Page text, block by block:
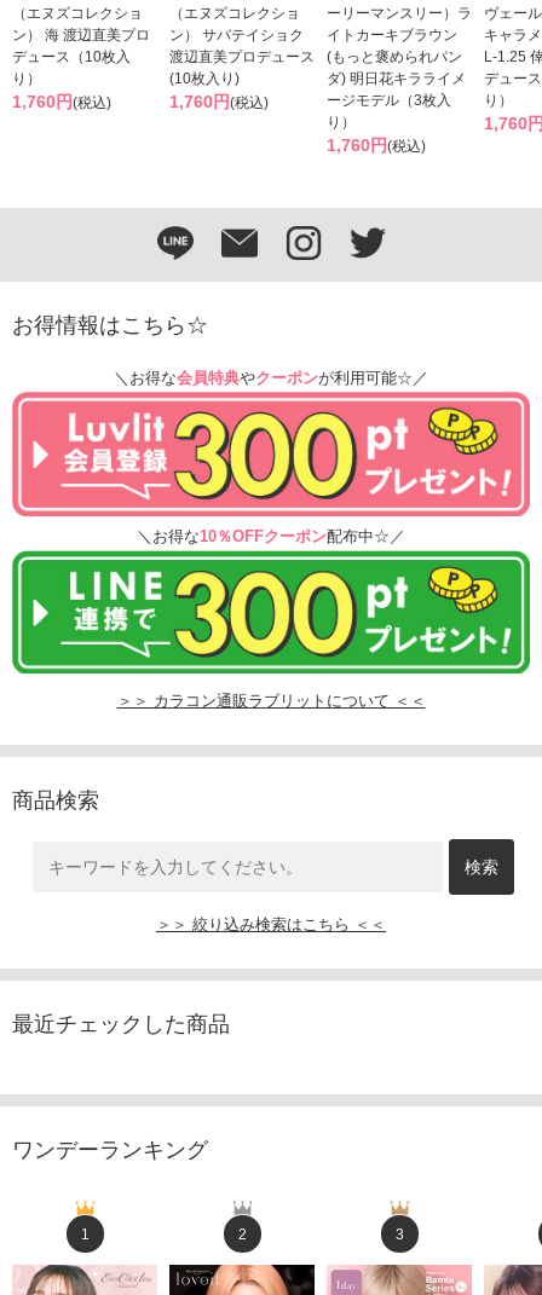
（エヌズコレクショ
ン） 海 渡辺直美プロ
デュース（10枚入
り）
1,760円(税込)
（エヌズコレクショ
ン） サバテイショク
渡辺直美プロデュース
(10枚入り)
1,760円(税込)
ーリーマンスリー）ラ
イトカーキブラウン
(もっと褒められパン
ダ) 明日花キラライメ
ージモデル（3枚入
り）
1,760円(税込)
ヴェー
キャラ
L-1.25
デュー
り）
1,760
お得情報はこちら☆
＼お得な会員特典やクーポンが利用可能☆／
＼お得な10％OFFクーポン配布中☆／
＞＞ カラコン通販ラブリットについて ＜＜
商品検索
＞＞ 絞り込み検索はこちら ＜＜
最近チェックした商品
ワンデーランキング
1 2 3